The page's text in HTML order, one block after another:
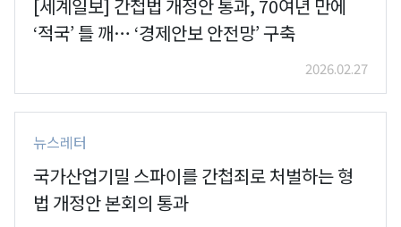
[세계일보] 간첩법 개정안 통과, 70여년 만에
‘적국’ 틀 깨… ‘경제안보 안전망’ 구축
2026.02.27
뉴스레터
국가산업기밀 스파이를 간첩죄로 처벌하는 형
법 개정안 본회의 통과